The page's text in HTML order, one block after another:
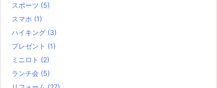
スポーツ (5)
スマホ (1)
ハイキング (3)
プレゼント (1)
ミニロト (2)
ランチ会 (5)